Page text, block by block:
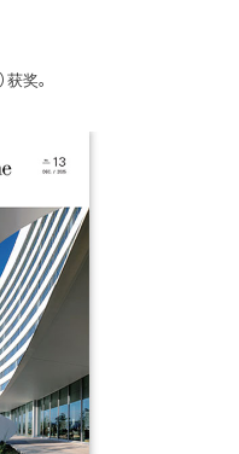
奖。